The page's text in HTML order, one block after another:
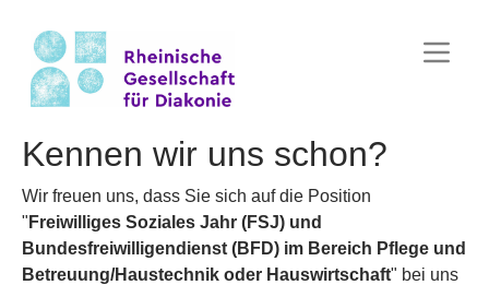
Kennen wir uns schon?
Wir freuen uns, dass Sie sich auf die Position
" Freiwilliges Soziales Jahr (FSJ) und
Bundesfreiwilligendienst (BFD) im Bereich Pflege und
Betreuung/Haustechnik oder Hauswirtschaft" bei uns